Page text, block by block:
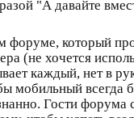
"А давайте
который
(не хочется
каждый, нет в
мобильный всегда
Гости форума